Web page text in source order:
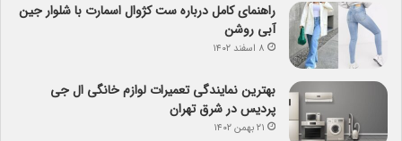
راهنمای کامل درباره ست کژوال اسمارت با شلوار جین
آبی روشن
۸ اسفند ۱۴۰۲
بهترین نمایندگی تعمیرات لوازم خانگی ال جی
پردیس در شرق تهران
۲۱ بهمن ۱۴۰۲